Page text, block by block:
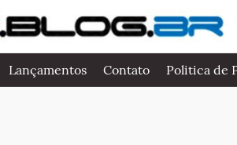
Lançamentos Contato Politica de